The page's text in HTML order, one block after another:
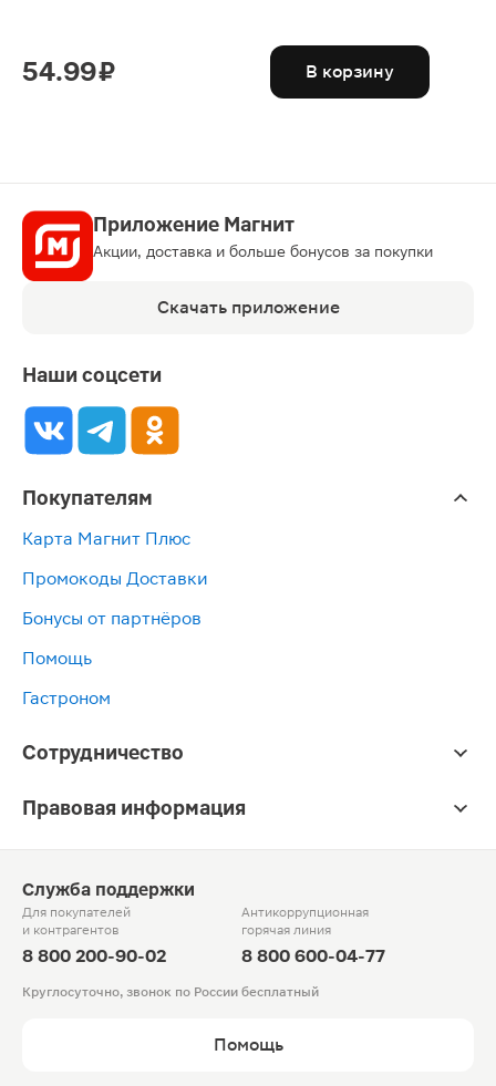
54.99 ₽ В корзину
Приложение Магнит
Акции, доставка и больше бонусов за покупки
Скачать приложение
Наши соцсети
Покупателям
Карта Магнит Плюс
Промокоды Доставки
Бонусы от партнёров
Помощь
Гастроном
Сотрудничество
Правовая информация
Служба поддержки
Для покупателей
и контрагентов
8 800 200-90-02
Антикоррупционная
горячая линия
8 800 600-04-77
Круглосуточно, звонок по России бесплатный
Помощь